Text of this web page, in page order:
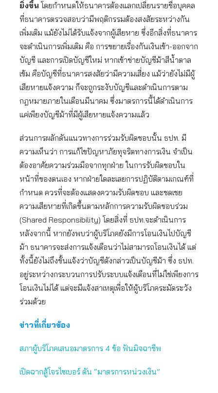
ยิ่งขึ้น โดยกำหนดให้ธนาคารต้องแลกเปลี่ยนรายชื่อบุคคล
ที่ธนาคารตรวจสอบว่ามีพฤติกรรมต้องสงสัยระหว่างกัน
เพิ่มเติม แม้ยังไม่ได้รับแจ้งจากผู้เสียหาย ซึ่งอีกสิ่งที่ธนาคาร
จะดำเนินการเพิ่มเติม คือ การขยายเรื่องกันเงินเข้า-ออกจาก
บัญชี และการเปิดบัญชีใหม่ หากเข้าข่ายบัญชีม้าสีน้ำตาล
เข้ม คือบัญชีที่ธนาคารสงสัยว่ามีความเสี่ยง แม้ว่ายังไม่มีผู้
เสียหายแจ้งความ ก็จะถูกระงับบัญชีและดำเนินการตาม
กฎหมายภายในเดือนมีนาคม ซึ่งมาตรการนี้ได้ดำเนินการ
แค่เพียงบัญชีม้าที่มีผู้เสียหายแจ้งความแล้ว
ส่วนการผลักดันแนวทางการร่วมรับผิดชอบนั้น ธปท. มี
ความเห็นว่า การแก้ไขปัญหาภัยทุจริตทางการเงิน จำเป็น
ต้องอาศัยความร่วมมือจากทุกฝ่าย ในการรับผิดชอบใน
หน้าที่ของตนเอง หากฝ่ายใดละเลยการปฏิบัติตามเกณฑ์ที่
กำหนด ควรที่จะต้องแสดงความรับผิดชอบ และชดเชย
ความเสียหายที่เกิดขึ้นตามหลักการความรับผิดชอบร่วม
(Shared Responsibility) โดยสิ่งที่ ธปท.จะดำเนินการ
หลังจากนี้ หากยังพบว่าผู้บริโภคยังมีการโอนเงินไปบัญชี
ม้า ธนาคารจะส่งการแจ้งเตือนว่าไม่สามารถโอนเงินได้ แต่
ทั้งนี้ยังไม่ถึงขั้นแจ้งว่าบัญชีดังกล่าวเป็นบัญชีม้า ซึ่ง ธปท.
อยู่ระหว่างกระบวนการปรับระบบแจ้งเตือนที่ไม่ใช่เพียงการ
โอนเงินไม่ได้ แต่จะมีแจ้งสาเหตุเพื่อให้ผู้บริโภคระมัดระวัง
ร่วมด้วย
ข่าวที่เกี่ยวข้อง
สภาผู้บริโภคเสนอมาตรการ 4 ข้อ ฟันมิจฉาชีพ
เปิดฉากสู้โจรไซเบอร์ ดัน “มาตรการหน่วงเงิน”